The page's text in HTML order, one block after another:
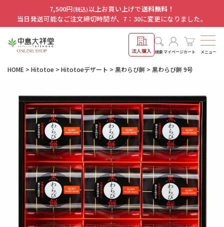
7,500円(税込)以上お買い上げで送料無料！
当日発送可能なご注文締切時間が、7：30に変更になりました。
法人購入 検索マイページカート メニュー
HOME Hitotoe Hitotoeデザート 黒わらび餅 黒わらび餅 9号